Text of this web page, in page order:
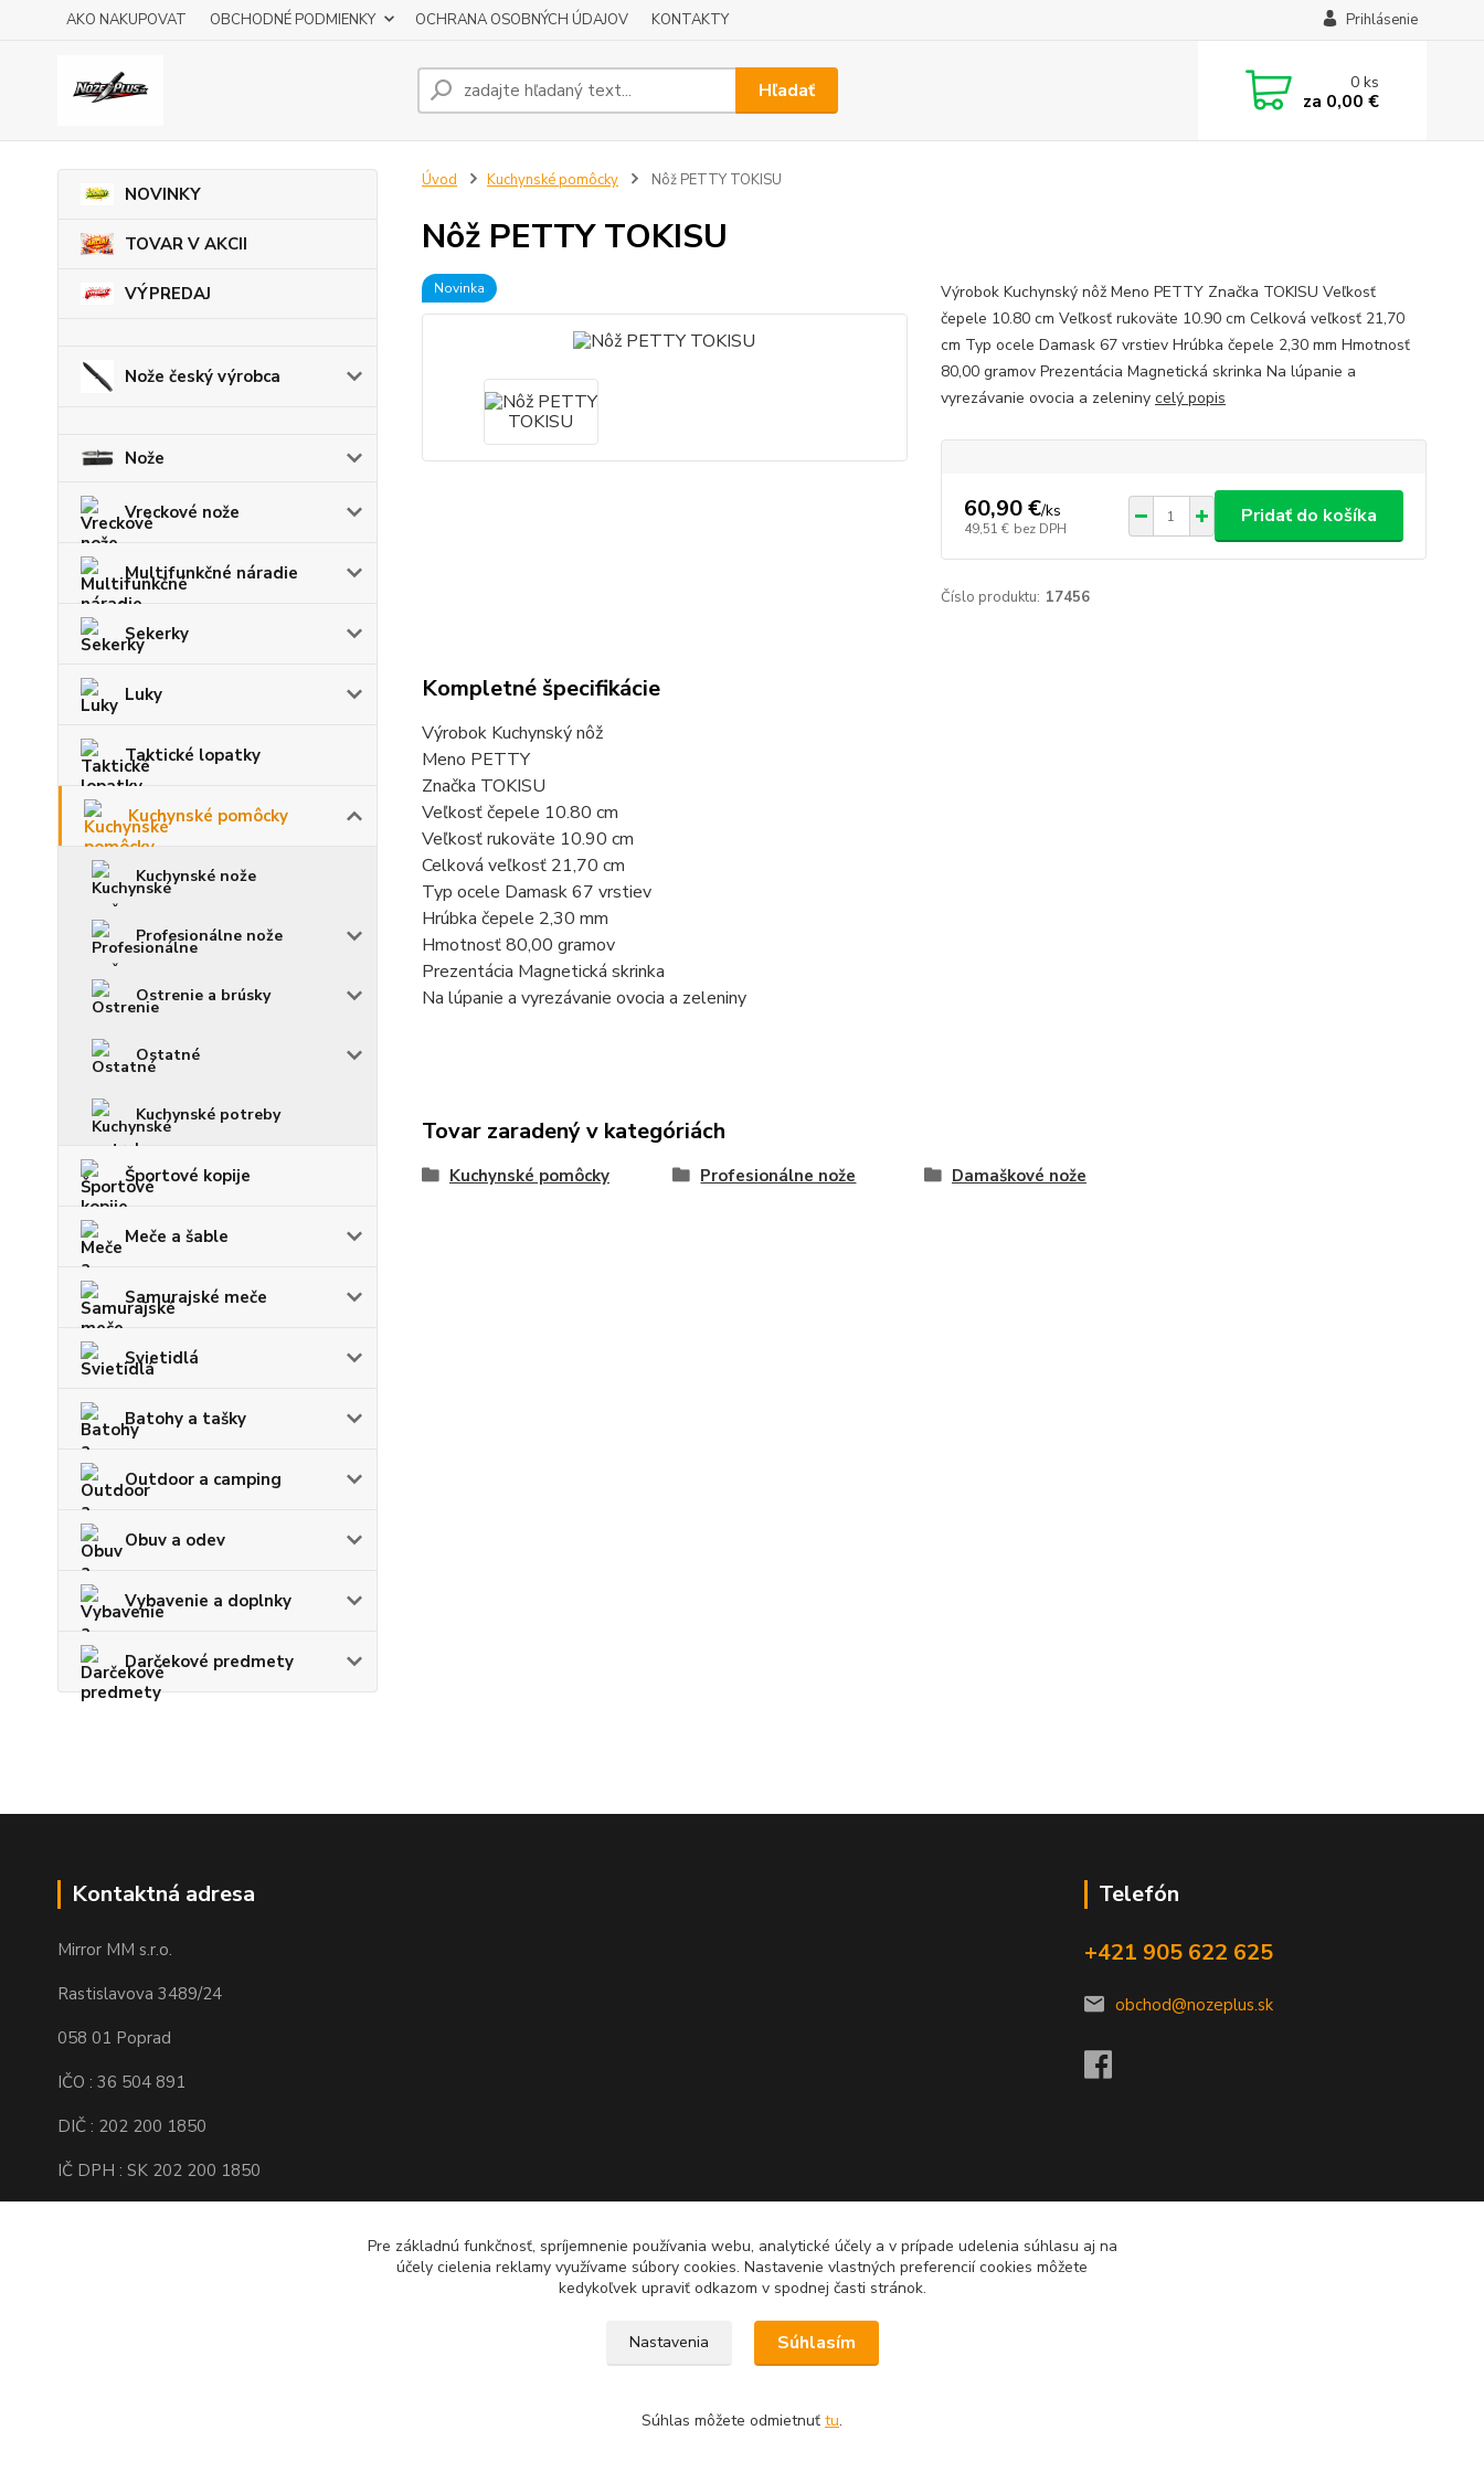
AKO NAKUPOVAT OBCHODNÉ PODMIENKY OCHRANA OSOBNÝCH ÚDAJOV KONTAKTY Prihlásenie
Hľadať 0ks
za 0,00 €
NOVINKY
TOVAR V AKCII
VÝPREDAJ
Nože český výrobca
Nože
Vreckové nože
Multifunkčné náradie
Sekerky
Luky
Taktické lopatky
Kuchynské pomôcky
Kuchynské nože
Profesionálne nože
Ostrenie a brúsky
Ostatné
Kuchynské potreby
Športové kopije
Meče a šable
Samurajské meče
Svietidlá
Batohy a tašky
Outdoor a camping
Obuv a odev
Vybavenie a doplnky
Darčekové predmety
Úvod Kuchynské pomôcky Nôž PETTY TOKISU
Nôž PETTY TOKISU
Novinka
Výrobok Kuchynský nôž Meno PETTY Značka TOKISU Veľkosť
čepele 10.80 cm Veľkosť rukoväte 10.90 cm Celková veľkosť 21,70
cm Typ ocele Damask 67 vrstiev Hrúbka čepele 2,30 mm Hmotnosť
80,00 gramov Prezentácia Magnetická skrinka Na lúpanie a
vyrezávanie ovocia a zeleniny celý popis
60,90 €/ks
49,51 € bez DPH
Pridať do košíka
Číslo produktu: 17456
Kompletné špecifikácie
Výrobok Kuchynský nôž
Meno PETTY
Značka TOKISU
Veľkosť čepele 10.80 cm
Veľkosť rukoväte 10.90 cm
Celková veľkosť 21,70 cm
Typ ocele Damask 67 vrstiev
Hrúbka čepele 2,30 mm
Hmotnosť 80,00 gramov
Prezentácia Magnetická skrinka
Na lúpanie a vyrezávanie ovocia a zeleniny
Tovar zaradený v kategóriách
Kuchynské pomôcky Profesionálne nože Damaškové nože
Kontaktná adresa
Mirror MM s.r.o.
Rastislavova 3489/24
058 01 Poprad
IČO : 36 504 891
DIČ : 202 200 1850
IČ DPH : SK 202 200 1850
Telefón
+421 905 622 625
obchod@nozeplus.sk
Pre základnú funkčnosť, spríjemnenie používania webu, analytické účely a v prípade udelenia súhlasu aj na
účely cielenia reklamy využívame súbory cookies. Nastavenie vlastných preferencií cookies môžete
kedykoľvek upraviť odkazom v spodnej časti stránok.
Nastavenia Súhlasím
Súhlas môžete odmietnuť tu.